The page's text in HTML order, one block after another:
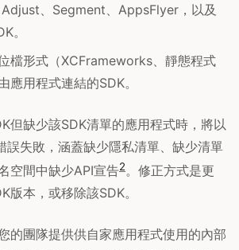
、Segment、AppsFlyer，以及
。
檔形式（XCFrameworks、靜態程式
應用程式連結的SDK。
但缺少該SDK清單的應用程式時，將以
誤失敗，涵蓋缺少隱私清單、缺少清單
空間中缺少API宣告2。修正方式是更
版本，或移除該SDK。
的團隊提供供自家應用程式使用的內部